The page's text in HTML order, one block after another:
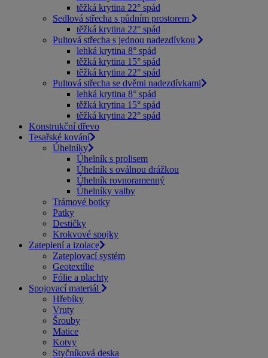
těžká krytina 22° spád
Sedlová střecha s půdním prostorem
těžká krytina 22° spád
Pultová střecha s jednou nadezdívkou
lehká krytina 8° spád
těžká krytina 15° spád
těžká krytina 22° spád
Pultová střecha se dvěmi nadezdívkami
lehká krytina 8° spád
těžká krytina 15° spád
těžká krytina 22° spád
Konstrukční dřevo
Tesařské kování
Úhelníky
Úhelník s prolisem
Úhelník s oválnou drážkou
Úhelník rovnoramenný
Úhelníky valby
Trámové botky
Patky
Destičky
Krokvové spojky
Zateplení a izolace
Zateplovací systém
Geotextílie
Fólie a plachty
Spojovací materiál
Hřebíky
Vruty
Šrouby
Matice
Kotvy
Styčníková deska